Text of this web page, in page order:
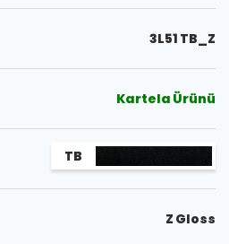
3L51 TB_Z
Kartela Ürünü
TB
Z Gloss